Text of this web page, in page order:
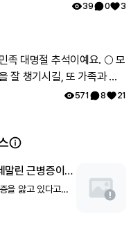
드려요.
39 0 3
잘 챙기시길, 또 가족과 함
노트팀이 기원하겠습니다!
571 8 21
말린 근병증이란
을 앓고 있다고
귀 유전 질환으로,